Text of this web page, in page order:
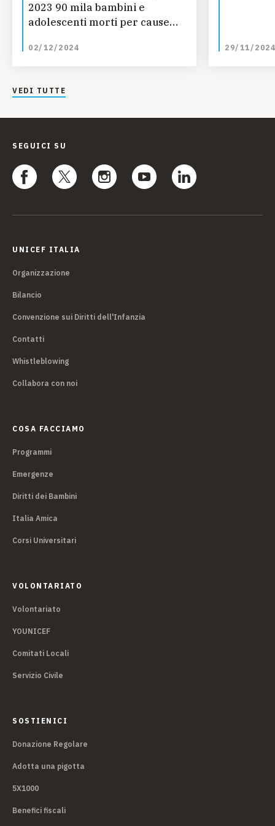
2023 90 mila bambini e
adolescenti morti per cause
02/12/2024 29/11/2024
VEDI TUTTE
SEGUICI SU
UNICEF ITALIA
Organizzazione
Bilancio
Convenzione sui Diritti dell'Infanzia
Contatti
Whistleblowing
Collabora con noi
COSA FACCIAMO
Programmi
Emergenze
Diritti dei Bambini
Italia Amica
Corsi Universitari
VOLONTARIATO
Volontariato
YOUNICEF
Comitati Locali
Servizio Civile
SOSTIENICI
Donazione Regolare
Adotta una pigotta
5X1000
Benefici fiscali